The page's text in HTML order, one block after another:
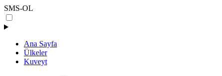
SMS-OL
Ana Sayfa
Ülkeler
Kuveyt